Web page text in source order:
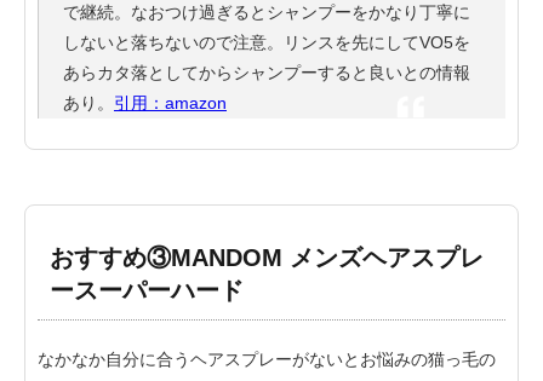
で継続。なおつけ過ぎるとシャンプーをかなり丁寧に
しないと落ちないので注意。リンスを先にしてVO5を
あらカタ落としてからシャンプーすると良いとの情報
あり。 引用：amazon
おすすめ③MANDOM メンズヘアスプレ
ースーパーハード
なかなか自分に合うヘアスプレーがないとお悩みの猫っ毛の